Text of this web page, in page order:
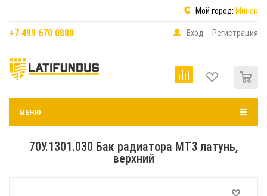
Мой город: Минск
+7 499 670 0880 Вход Регистрация
МЕНЮ
70У.1301.030 Бак радиатора МТЗ латунь,
верхний